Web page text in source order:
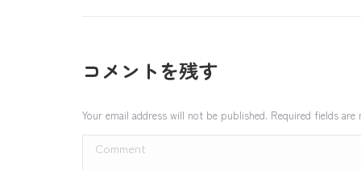
コメントを残す
Your email address will not be published. Required fields are
Comment